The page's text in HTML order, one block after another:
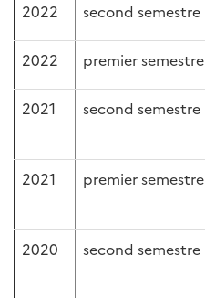
2022 second semestre
2022 premier semestre
2021 second semestre
2021 premier semestre
2020 second semestre